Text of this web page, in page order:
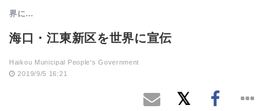
界に…
海口・江東新区を世界に宣伝
Haikou Municipal People's Government
2019/9/5 16:21